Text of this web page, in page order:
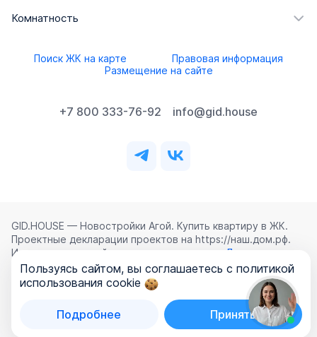
Комнатность
Поиск ЖК на карте
Правовая информация
Размещение на сайте
+7 800 333-76-92 info@gid.house
GID.HOUSE — Новостройки Агой. Купить квартиру в ЖК.
Проектные декларации проектов на https://наш.дом.рф.
Использование сайта означает согласие с
Лицензионным
соглашением ,Политикой конфиденциальностии
Политикой обработки персональных данных
ООО «ГИД.ХАУЗ»
Пользуясь сайтом, вы соглашаетесь с политикой
использования cookie
Подробнее Принять